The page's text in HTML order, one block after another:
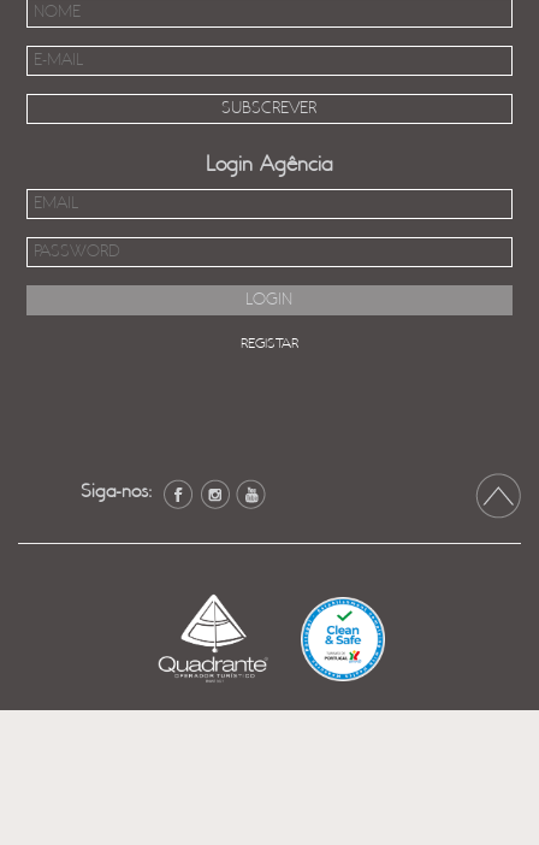
Login Agência
REGISTAR
Siga-nos: